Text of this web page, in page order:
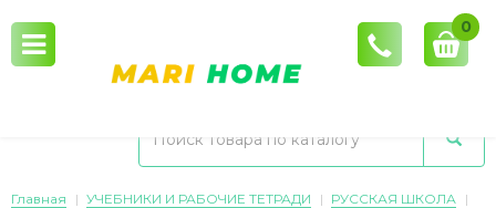
0
Главная УЧЕБНИКИ И РАБОЧИЕ ТЕТРАДИ
РУССКАЯ ШКОЛА